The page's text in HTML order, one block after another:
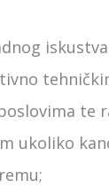
te
ukoliko